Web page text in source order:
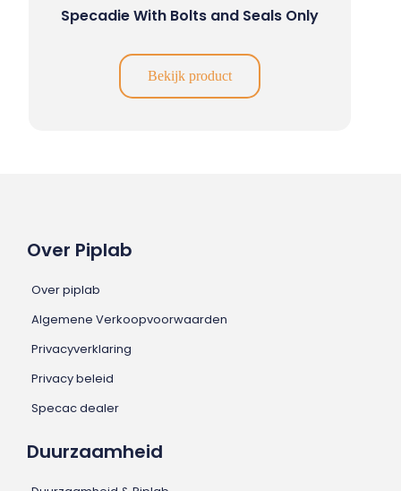
Specadie With Bolts and Seals Only
Bekijk product
Over Piplab
Over piplab
Algemene Verkoopvoorwaarden
Privacyverklaring
Privacy beleid
Specac dealer
Duurzaamheid